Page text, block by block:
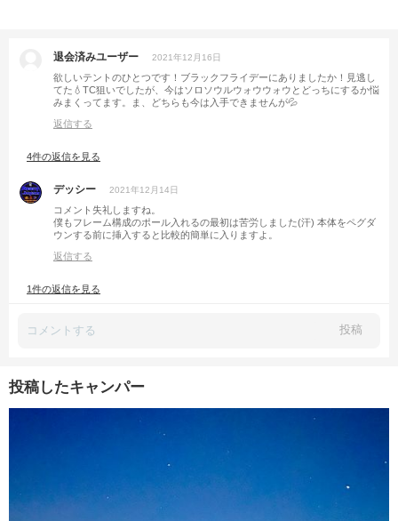
退会済みユーザー 2021年12月16日
欲しいテントのひとつです！ブラックフライデーにありましたか！見逃し
てた💧TC狙いでしたが、今はソロソウルウォウウォウとどっちにするか悩
みまくってます。ま、どちらも今は入手できませんが💦
返信する
4件の返信を見る
デッシー 2021年12月14日
コメント失礼しますね。
僕もフレーム構成のポール入れるの最初は苦労しました(汗) 本体をペグダ
ウンする前に挿入すると比較的簡単に入りますよ。
返信する
1件の返信を見る
投稿
投稿したキャンパー